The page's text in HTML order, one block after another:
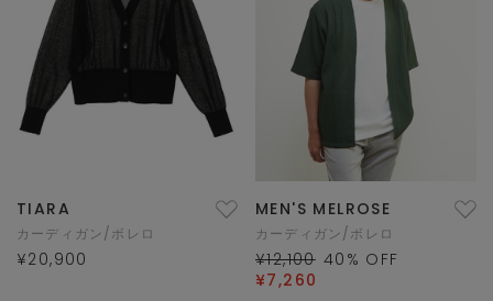
TIARA
カーディガン/ボレロ
¥20,900
MEN'S MELROSE
カーディガン/ボレロ
¥12,100 40 % OFF
¥7,260